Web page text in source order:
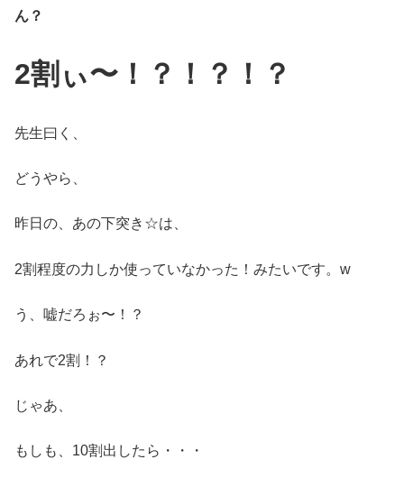
ん？
2割ぃ〜！？！？！？
先生曰く、
どうやら、
昨日の、あの下突き☆は、
2割程度の力しか使っていなかった！みたいです。w
う、嘘だろぉ〜！？
あれで2割！？
じゃあ、
もしも、10割出したら・・・